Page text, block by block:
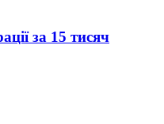
за 15 тисяч